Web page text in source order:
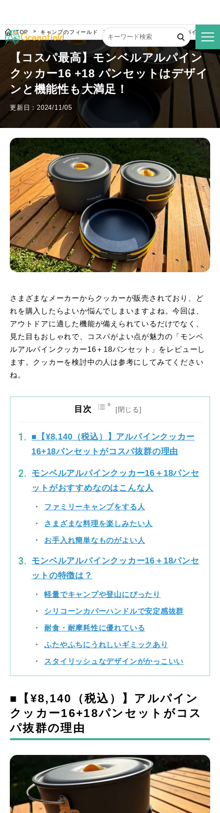
TOP キャンプのフィールド 【コスパ最高】モンベルアルパインクッ
【コスパ最高】モンベルアルパイン
クッカー16 +18 パンセットはデザイ
ンと機能性も大満足！
更新日：2024/11/05
さまざまなメーカーからクッカーが販売されており、ど
れを購入したらよいか悩んでしまいますよね。今回は、
アウトドアに適した機能が備えられているだけでなく、
見た目もおしゃれで、コスパがよい点が魅力の「モンベ
ルアルパインクッカー16＋18パンセット」をレビューし
ます。クッカーを検討中の人は参考にしてみてください
ね。
目次
■【¥8,140（税込）】アルパインクッカー
16+18パンセットがコスパ抜群の理由
モンベルアルパインクッカー16＋18パンセ
ットがおすすめなのはこんな人
ファミリーキャンプをする人
さまざまな料理を楽しみたい人
お手入れ簡単なものがよい人
モンベルアルパインクッカー16＋18パンセ
ットの特徴は？
軽量でキャンプや登山にぴったり
シリコーンカバーハンドルで安定感抜群
耐食・耐摩耗性に優れている
ふたやふちにうれしいギミックあり
スタイリッシュなデザインがかっこいい
■【¥8,140（税込）】アルパイン
クッカー16+18パンセットがコス
パ抜群の理由